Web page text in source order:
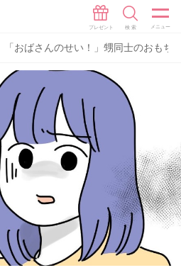
「おばさんのせい！」甥同士のおも